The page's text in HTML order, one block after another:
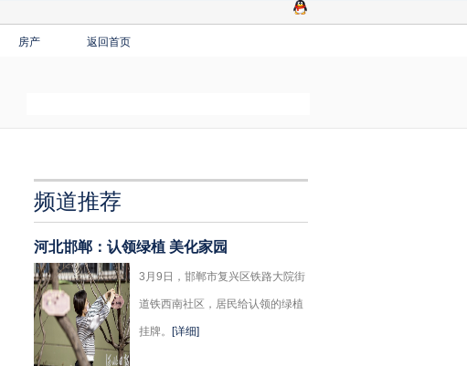
房产 返回首页
频道推荐
河北邯郸：认领绿植 美化家园
3月9日，邯郸市复兴区铁路大院街
道铁西南社区，居民给认领的绿植
挂牌。 [详细]